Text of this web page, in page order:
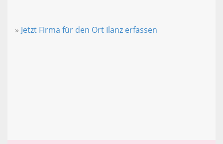
» Jetzt Firma für den Ort Ilanz erfassen